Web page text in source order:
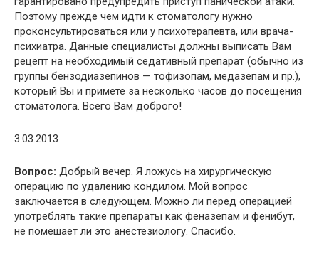
Поэтому прежде чем идти к стоматологу нужно
проконсультироваться или у психотерапевта, или врача-
психиатра. Данные специалисты должны выписать Вам
рецепт на необходимый седативный препарат (обычно из
группы бензодиазепинов — тофизопам, медазепам и пр.),
который Вы и примете за несколько часов до посещения
стоматолога. Всего Вам доброго!
3.03.2013
Вопрос: Добрый вечер. Я ложусь на хирургическую
операцию по удалению кондилом. Мой вопрос
заключается в следующем. Можно ли перед операцией
употреблять такие препараты как феназепам и фенибут,
не помешает ли это анестезиологу. Спасибо.